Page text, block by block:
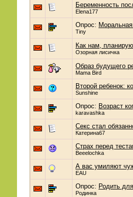
Беременность
Elena177
Опрос: Моральная
Tiny
Как нам,
Озорная лисичка
Образ будущего
Mama Bird
Второй ребенок:
Sunshine
Опрос: Возраст
karavashka
Секс стал
Катерина67
Страх перед
Beeelochka
А вас умиляют
EAU
Опрос: Родить
Родинка